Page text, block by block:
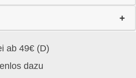
ab 49€ (D)
dazu